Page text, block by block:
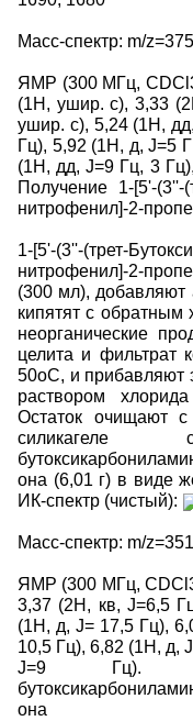
Масс-спектр: m/
ЯМР (300 МГц,
(1H, ушир. с), 3,33
ушир. с), 5,24 (1H,
Гц), 5,92 (1H, д, J=5
(1H, дд, J=9 Гц, 3
Получение 1-[5'-(3''-
нитрофенил]-2-
1-[5'-(3''-(трет-
нитрофенил]-2-
(300 мл), добавляют
кипятят с
неорганические
целита и фильтрат
50oC, и
раствором
Остаток очищают
силикагеле
она (6,01 г) в виде
ИК-спектр (чистый):
Масс-спектр: m/
ЯМР (300 МГц,
3,37 (2H, кв, J=6,5
(1H, д, J= 17,5 Гц),
10,5 Гц), 6,82 (1H, д,
J=9 Гц). (6)
она